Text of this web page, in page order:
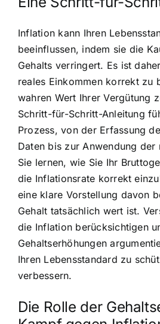
Inflation kann Ihren
beeinflussen, indem sie die
Gehalts verringert. Es ist
reales Einkommen korrekt zu
wahren Wert Ihrer Vergütung
Schritt-für-Schritt-Anleitung
Prozess, von der Erfassung
Daten bis zur Anwendung der
Sie lernen, wie Sie Ihr
die Inflationsrate korrekt
eine klare Vorstellung davon
Gehalt tatsächlich wert ist.
die Inflation berücksichtigen
Gehaltserhöhungen
Ihren Lebensstandard zu
verbessern.
Die Rolle der